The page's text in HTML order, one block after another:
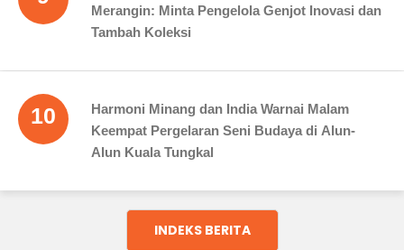
Merangin: Minta Pengelola Genjot Inovasi dan
Tambah Koleksi
10
Harmoni Minang dan India Warnai Malam
Keempat Pergelaran Seni Budaya di Alun-
Alun Kuala Tungkal
INDEKS BERITA